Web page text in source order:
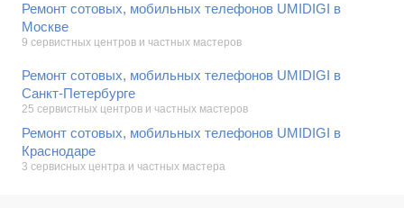
Ремонт сотовых, мобильных телефонов UMIDIGI в
Москве
9 сервистных центров и частных мастеров
Ремонт сотовых, мобильных телефонов UMIDIGI в
Санкт-Петербурге
25 сервистных центров и частных мастеров
Ремонт сотовых, мобильных телефонов UMIDIGI в
Краснодаре
3 сервисных центра и частных мастера